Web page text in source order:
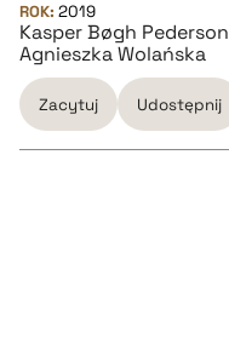
ROK: 2019
Kasper Bøgh Pederson
Agnieszka Wolańska
Zacytuj Udostępnij